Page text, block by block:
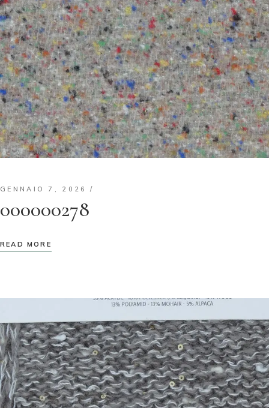
GENNAIO 7, 2026
000000278
READ MORE